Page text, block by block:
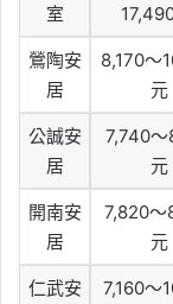
室
鶯陶安
居
8,170～
元
公誠安
居
7,740～
元
開南安
居
7,820～
元
仁武安
7,160～